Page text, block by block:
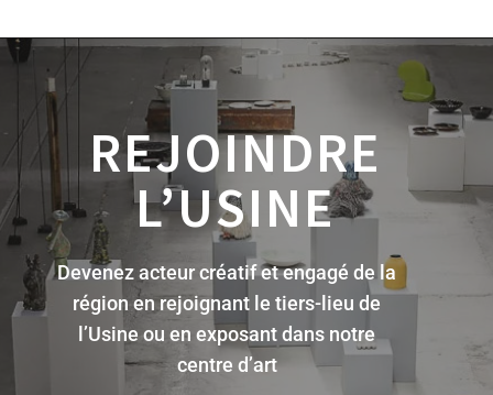
REJOINDRE
L’USINE
Devenez acteur créatif et engagé de la
région en rejoignant le tiers-lieu de
l’Usine ou en exposant dans notre
centre d’art